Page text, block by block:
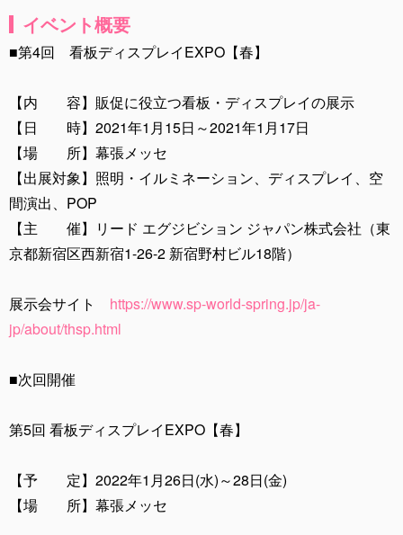
イベント概要
■第4回 看板ディスプレイEXPO【春】
【内 容】販促に役立つ看板・ディスプレイの展示
【日 時】2021年1月15日～2021年1月17日
【場 所】幕張メッセ
【出展対象】照明・イルミネーション、ディスプレイ、空
間演出、POP
【主 催】リード エグジビション ジャパン株式会社（東
京都新宿区西新宿1-26-2 新宿野村ビル18階）
展示会サイト https://www.sp-world-spring.jp/ja-
jp/about/thsp.html
■次回開催
第5回 看板ディスプレイEXPO【春】
【予 定】2022年1月26日(水)～28日(金)
【場 所】幕張メッセ